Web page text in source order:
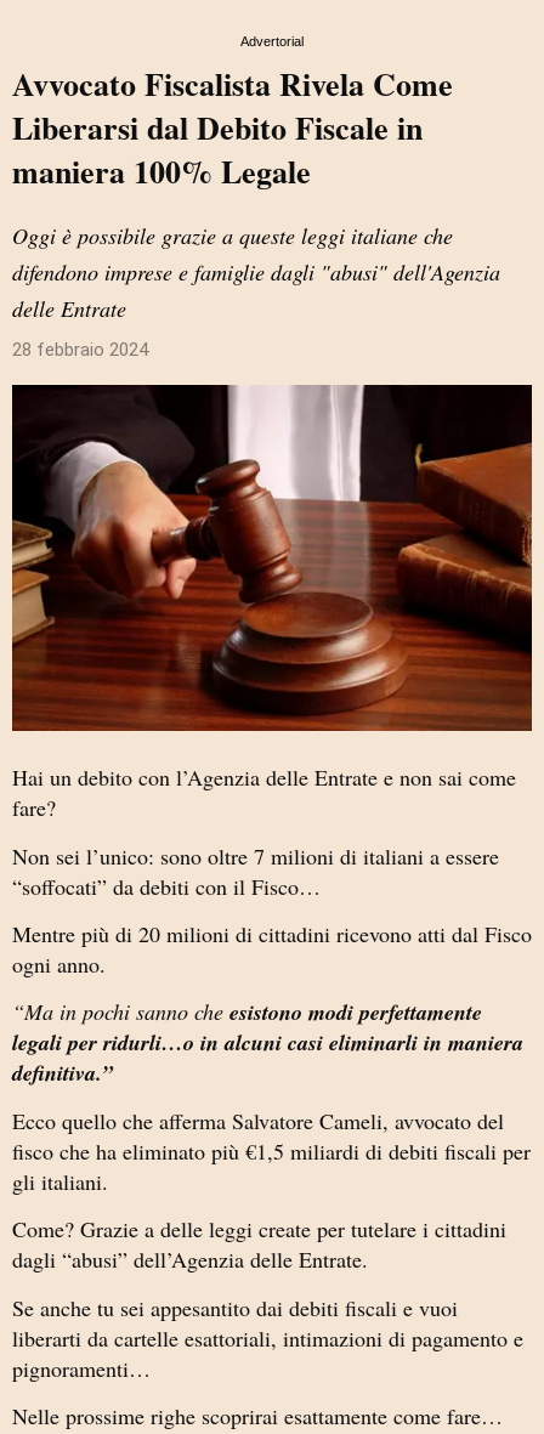
Advertorial
Avvocato Fiscalista Rivela Come
Liberarsi dal Debito Fiscale in
maniera 100% Legale
Oggi è possibile grazie a queste leggi italiane che
difendono imprese e famiglie dagli "abusi" dell'Agenzia
delle Entrate
28 febbraio 2024
Hai un debito con l’Agenzia delle Entrate e non sai come
fare?
Non sei l’unico: sono oltre 7 milioni di italiani a essere
“soffocati” da debiti con il Fisco…
Mentre più di 20 milioni di cittadini ricevono atti dal Fisco
ogni anno.
“Ma in pochi sanno che esistono modi perfettamente
legali per ridurli…o in alcuni casi eliminarli in maniera
definitiva.”
Ecco quello che afferma Salvatore Cameli, avvocato del
fisco che ha eliminato più €1,5 miliardi di debiti fiscali per
gli italiani.
Come? Grazie a delle leggi create per tutelare i cittadini
dagli “abusi” dell’Agenzia delle Entrate.
Se anche tu sei appesantito dai debiti fiscali e vuoi
liberarti da cartelle esattoriali, intimazioni di pagamento e
pignoramenti…
Nelle prossime righe scoprirai esattamente come fare…